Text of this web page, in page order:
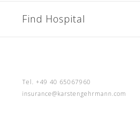
Find Hospital
Tel. +49 40 65067960
insurance@karstengehrmann.com